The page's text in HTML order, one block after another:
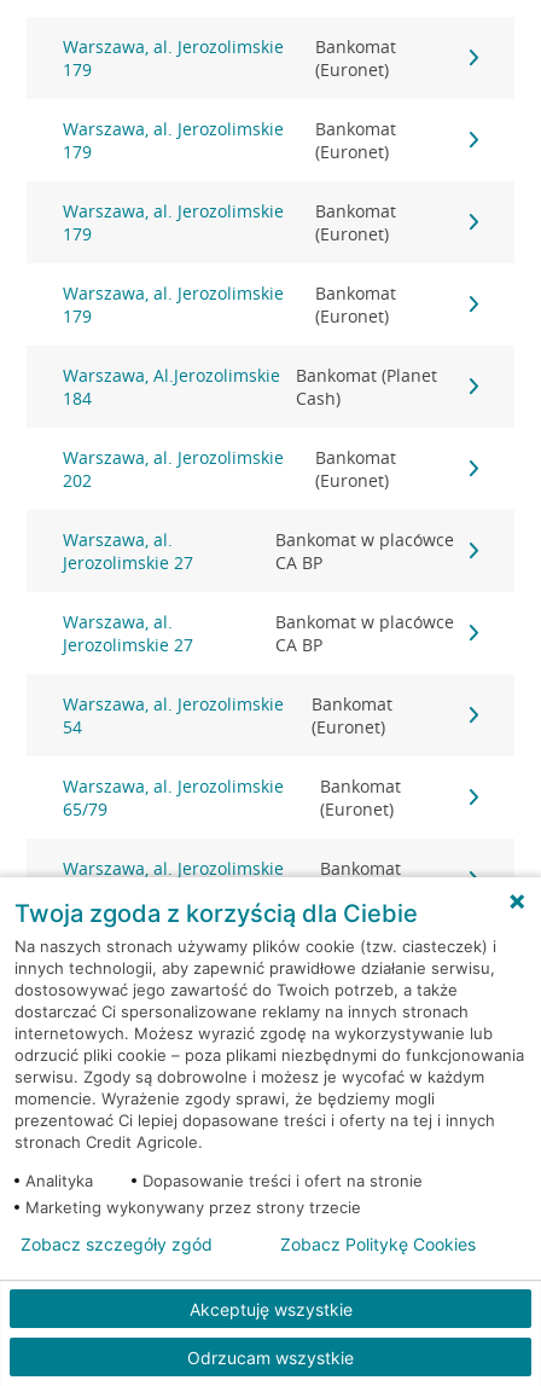
Warszawa, al. Jerozolimskie
179
Bankomat
(Euronet)
Warszawa, al. Jerozolimskie
179
Bankomat
(Euronet)
Warszawa, al. Jerozolimskie
179
Bankomat
(Euronet)
Warszawa, al. Jerozolimskie
179
Bankomat
(Euronet)
Warszawa, Al.Jerozolimskie
184
Bankomat (Planet
Cash)
Warszawa, al. Jerozolimskie
202
Bankomat
(Euronet)
Warszawa, al.
Jerozolimskie 27
Bankomat w placówce
CA BP
Warszawa, al.
Jerozolimskie 27
Bankomat w placówce
CA BP
Warszawa, al. Jerozolimskie
54
Bankomat
(Euronet)
Warszawa, al. Jerozolimskie
65/79
Bankomat
(Euronet)
Warszawa, al. Jerozolimskie
Bankomat
Warszawa, Al.Jerozolimskie
87
Bankomat (Planet
Cash)
Warszawa, al. Jerozolimskie -
podziemia
Bankomat
(Euronet)
Warszawa, al. Józefa
Piłsudskiego 2
Bankomat
(Euronet)
Warszawa, al. KEN 19 Bankomat (Euronet)
Warszawa, al. KEN 20 Bankomat (Euronet)
Warszawa, al. KEN 36 Bankomat (Euronet)
Warszawa, al. KEN 47 lok. 289 Bankomat (Euronet)
Twoja zgoda z korzyścią dla Ciebie
Na naszych stronach używamy plików cookie (tzw. ciasteczek) i
innych technologii, aby zapewnić prawidłowe działanie serwisu,
dostosowywać jego zawartość do Twoich potrzeb, a także
dostarczać Ci spersonalizowane reklamy na innych stronach
internetowych. Możesz wyrazić zgodę na wykorzystywanie lub
odrzucić pliki cookie – poza plikami niezbędnymi do funkcjonowania
serwisu. Zgody są dobrowolne i możesz je wycofać w każdym
momencie. Wyrażenie zgody sprawi, że będziemy mogli
prezentować Ci lepiej dopasowane treści i oferty na tej i innych
stronach Credit Agricole.
Analityka
Dopasowanie treści i ofert na stronie
Marketing wykonywany przez strony trzecie
Akceptuję wszystkie
Odrzucam wszystkie
Zobacz szczegóły zgód Zobacz Politykę Cookies